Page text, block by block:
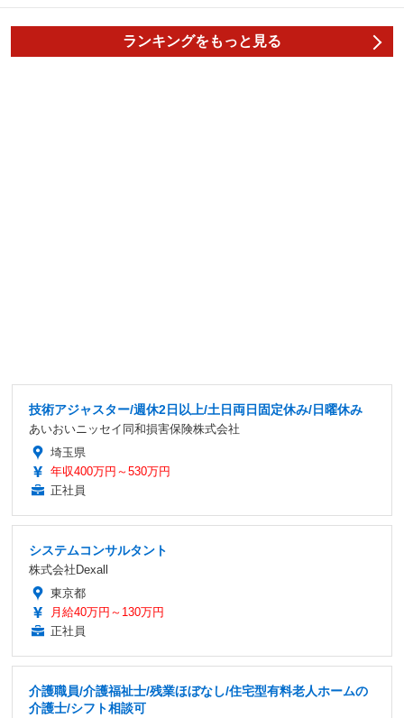
ランキングをもっと見る
技術アジャスター/週休2日以上/土日両日固定休み/日曜休み
あいおいニッセイ同和損害保険株式会社
埼玉県
年収400万円～530万円
正社員
システムコンサルタント
株式会社Dexall
東京都
月給40万円～130万円
正社員
介護職員/介護福祉士/残業ほぼなし/住宅型有料老人ホームの
介護士/シフト相談可